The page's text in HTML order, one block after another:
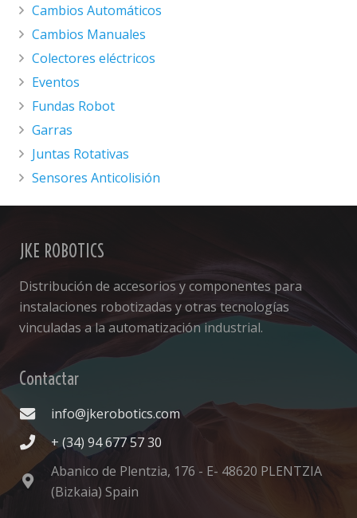
Cambios Automáticos
Cambios Manuales
Colectores eléctricos
Eventos
Fundas Robot
Garras
Juntas Rotativas
Sensores Anticolisión
JKE ROBOTICS
Distribución de accesorios y componentes para
instalaciones robotizadas y otras tecnologías
vinculadas a la automatización industrial.
Contactar
info@jkerobotics.com
+ (34) 94 677 57 30
Abanico de Plentzia, 176 - E- 48620 PLENTZIA
(Bizkaia) Spain